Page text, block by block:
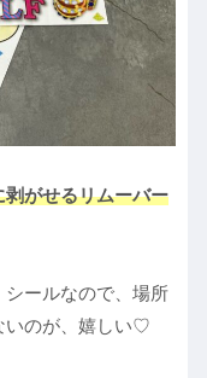
剥がせるリムーバー
ールなので、場所
いのが、嬉しい♡